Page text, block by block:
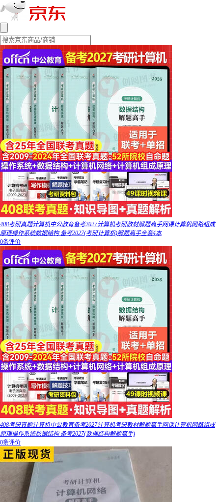
408考研真题计算机中公教育备考2027计算机考研教材解题高手网课计算机网路组成
原理操作系统数据结构 备考2027(考研计算机)解题高手全套4本
0条评价
408考研真题计算机中公教育备考2027计算机考研教材解题高手网课计算机网路组成
原理操作系统数据结构 备考2027(数据结构解题高手)
0条评价